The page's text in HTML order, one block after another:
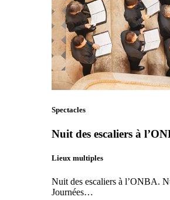
Spectacles
Nuit des escaliers à
Lieux multiples
Nuit des escaliers à l’ONBA.
Journées…